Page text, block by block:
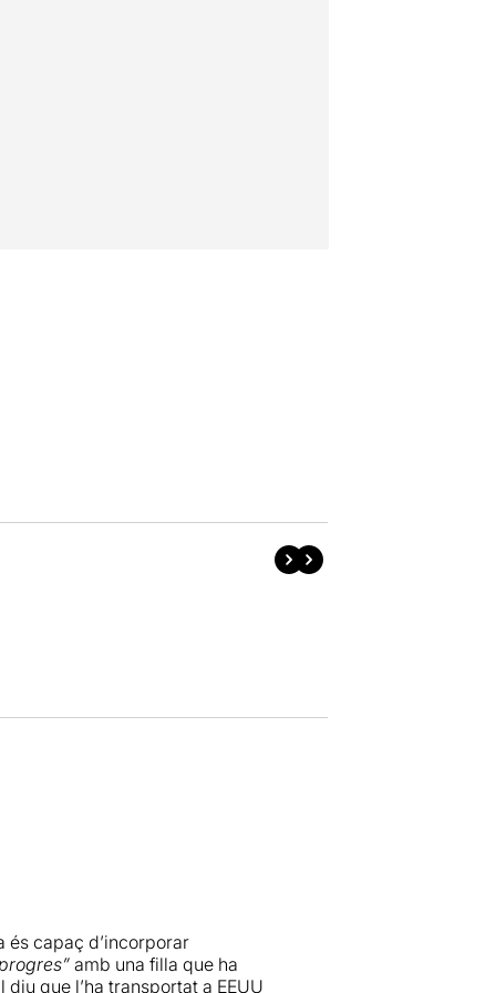
és capaç d’incorporar
amb una filla que ha
que l’ha transportat a EEUU